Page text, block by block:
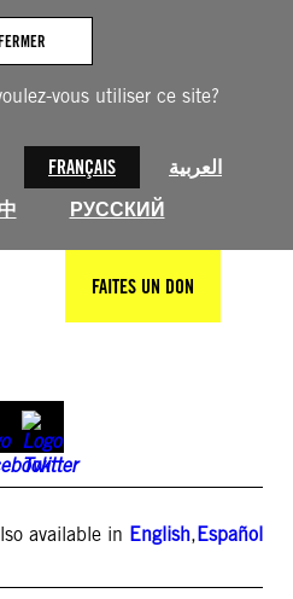
vous utiliser ce site?
FRANÇAIS
العربية
РУССКИЙ
FAITES UN DON
available in English,Español